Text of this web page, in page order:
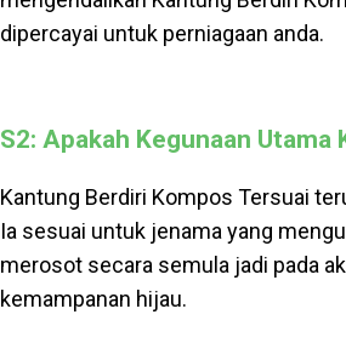
dipercayai untuk perniagaan anda.
S2: Apakah Kegunaan
Kantung Berdiri Kompos Tersuai
Ia sesuai untuk jenama yang
merosot secara semula jadi pada
kemampanan hijau.